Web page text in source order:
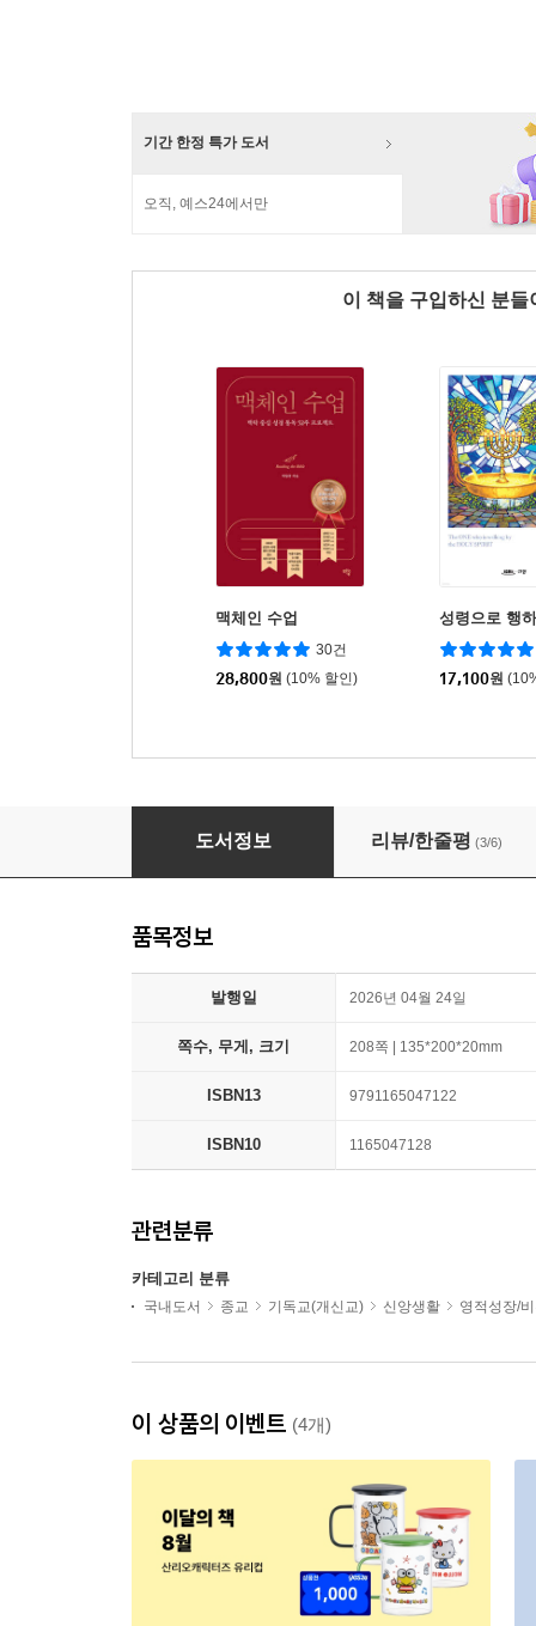
기간 한정 특가 도서
오직, 예스24에서만
이 책을 구입하신 분
맥체인 수업
30건
28,800원 (10% 할인)
성령으로 행
17,100원
예수님과 한 달 살기
도서정보 리뷰/한줄평 (3/6)
품목정보
발행일 2026년 04월 24일
쪽수, 무게, 크기 208쪽 | 135*200*20mm
ISBN13 9791165047122
ISBN10 1165047128
관련분류
카테고리 분류
국내도서 종교 기독교(개신교) 신앙생활 영적성장/
이 상품의 이벤트 (4개)